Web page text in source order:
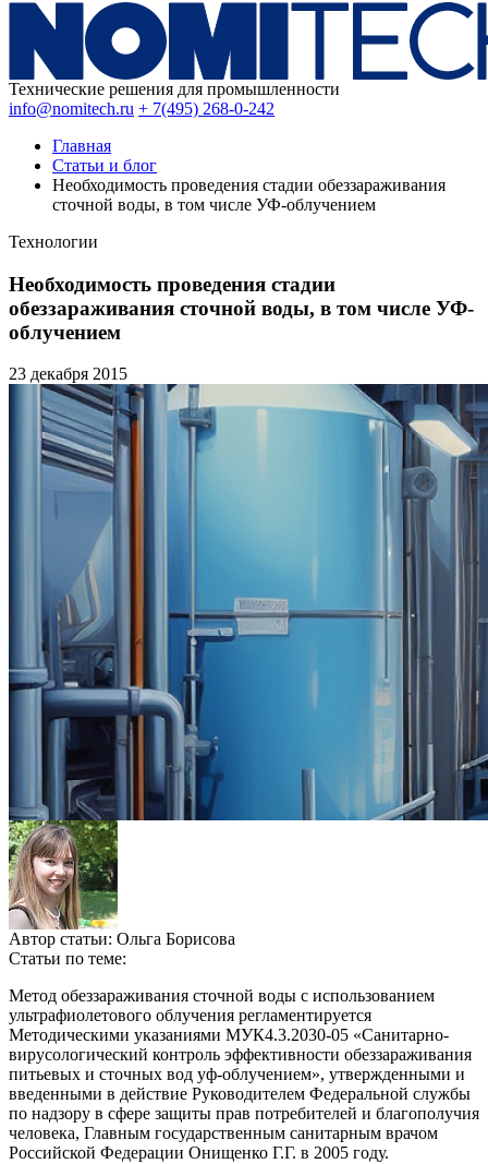
Технические решения для промышленности
info@nomitech.ru + 7(495) 268-0-242
Главная
Статьи и блог
Необходимость проведения стадии обеззараживания
сточной воды, в том числе УФ-облучением
Технологии
Необходимость проведения стадии
обеззараживания сточной воды, в том числе УФ-
облучением
23 декабря 2015
Автор статьи: Ольга Борисова
Статьи по теме:
Метод обеззараживания сточной воды с использованием
ультрафиолетового облучения регламентируется
Методическими указаниями МУК4.3.2030-05 «Санитарно-
вирусологический контроль эффективности обеззараживания
питьевых и сточных вод уф-облучением», утвержденными и
введенными в действие Руководителем Федеральной службы
по надзору в сфере защиты прав потребителей и благополучия
человека, Главным государственным санитарным врачом
Российской Федерации Онищенко Г.Г. в 2005 году.